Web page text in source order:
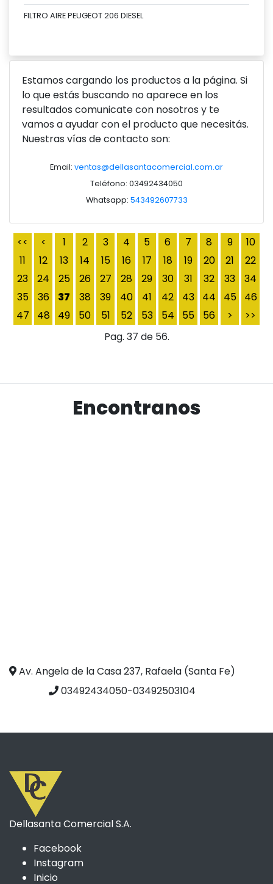
FILTRO AIRE PEUGEOT 206 DIESEL
Ver producto
Estamos cargando los productos a la página. Si
lo que estás buscando no aparece en los
resultados comunicate con nosotros y te
vamos a ayudar con el producto que necesitás.
Nuestras vías de contacto son:
Email: ventas@dellasantacomercial.com.ar
Teléfono: 03492434050
Whatsapp: 543492607733
<< < 1 2 3 4 5 6 7 8 9
10
11
12 13 14 15 16 17 18 19 20 21
22
23
24 25 26 27 28 29 30 31 32 33
34
35
36 37 38 39 40 41 42 43 44 45
46
47
48 49 50 51 52 53 54 55 56 >
>>
Pag. 37 de 56.
Encontranos
Av. Angela de la Casa 237, Rafaela (Santa Fe)
03492434050-03492503104
Dellasanta Comercial S.A.
Facebook
Instagram
Inicio